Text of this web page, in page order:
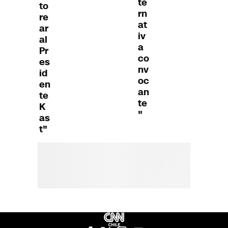
to
re
ar
al
Pr
es
id
en
te
K
as
t"
te
rn
at
iv
a
co
nv
oc
an
te
"